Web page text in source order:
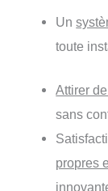
Un
toute
Attirer
sans
propres